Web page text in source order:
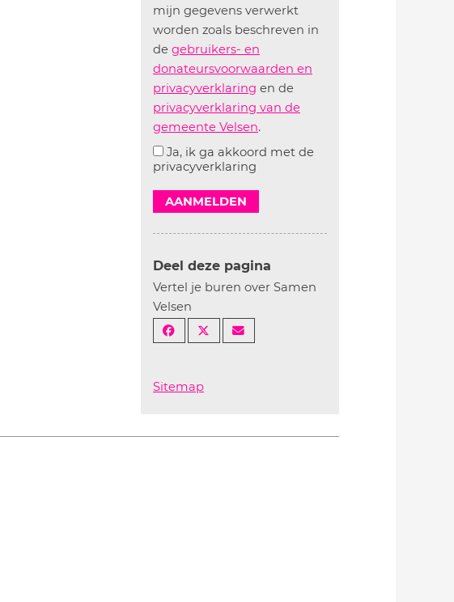
mijn gegevens verwerkt
worden zoals beschreven in
de gebruikers- en
donateursvoorwaarden en
privacyverklaring en de
privacyverklaring van de
gemeente Velsen.
Ja, ik ga akkoord met de
privacyverklaring
AANMELDEN
Deel deze pagina
Vertel je buren over Samen
Velsen
Sitemap